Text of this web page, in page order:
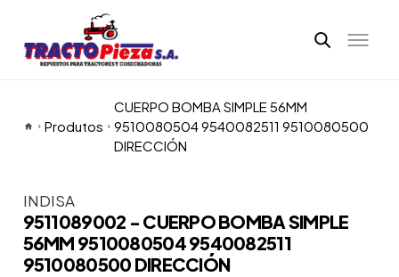
Produtos
CUERPO BOMBA SIMPLE 56MM
9510080504 9540082511 9510080500
DIRECCIÓN
Itens da Galeria
INDISA
9511089002 - CUERPO BOMBA SIMPLE
56MM 9510080504 9540082511
9510080500 DIRECCIÓN